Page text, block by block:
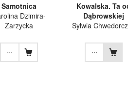
Samotnica
Dzimira-
Zarzycka
...
Kowalska. Ta
Dąbrowskiej
Sylwia
...